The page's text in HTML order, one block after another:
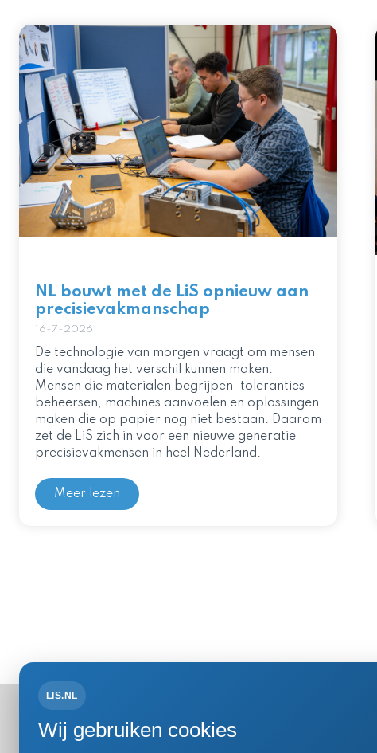
NL bouwt met de LiS opnieuw aan
precisievakmanschap
16-7-2026
De technologie van morgen vraagt om mensen
die vandaag het verschil kunnen maken.
Mensen die materialen begrijpen, toleranties
beheersen, machines aanvoelen en oplossingen
maken die op papier nog niet bestaan. Daarom
zet de LiS zich in voor een nieuwe generatie
precisievakmensen in heel Nederland.
Meer lezen
LIS.NL
Wij gebruiken cookies